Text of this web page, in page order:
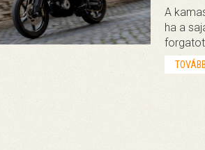
A
ha a
TOVÁBB